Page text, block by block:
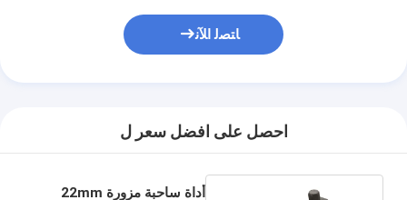
ﺎﺘﺼﻟ ﺍﻶﻧ
احصل على افضل سعر ل
أداة ساحبة مزورة 22mm